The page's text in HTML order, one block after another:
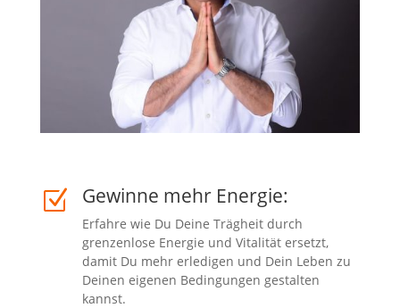
Z Gewinne mehr Energie:
Erfahre wie Du Deine Trägheit durch
grenzenlose Energie und Vitalität ersetzt,
damit Du mehr erledigen und Dein Leben zu
Deinen eigenen Bedingungen gestalten
kannst.